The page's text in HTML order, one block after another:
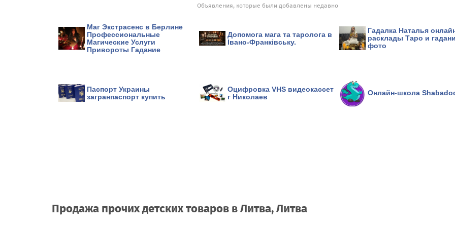
Объявления, которые были добавлены недавно
Маг Экстрасенс в Берлине
Профессиональные
Магические Услуги
Привороты Гадание
Допомога мага та таролога в
Івано-Франківську.
Гадалка Наталья
расклады Таро и
фото
Паспорт Украины
загранпаспорт купить
Оцифровка VHS видеокассет
г Николаев
Онлайн-школа
Продажа прочих детских товаров в Литва, Литва